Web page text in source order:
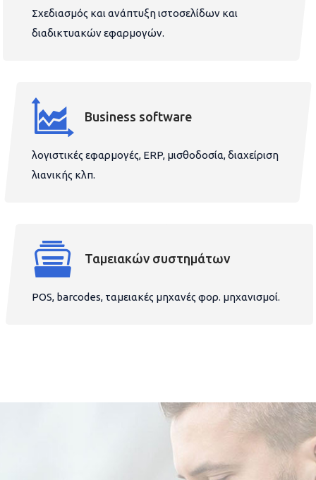
Σχεδιασμός και ανάπτυξη ιστοσελίδων και
διαδικτυακών εφαρμογών.
Business software
λογιστικές εφαρμογές, ERP, μισθοδοσία, διαχείριση
λιανικής κλπ.
Ταμειακών συστημάτων
POS, barcodes, ταμειακές μηχανές φορ. μηχανισμοί.